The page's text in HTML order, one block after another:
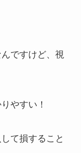
ですけど、視
やすい！
て損すること